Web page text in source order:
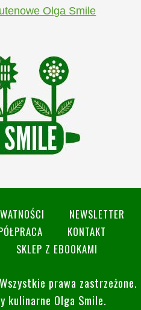
Olga Smile
NEWSLETTER
KONTAKT
SKLEP Z EBOOKAMI
prawa zastrzeżone.
kulinarne Olga Smile.